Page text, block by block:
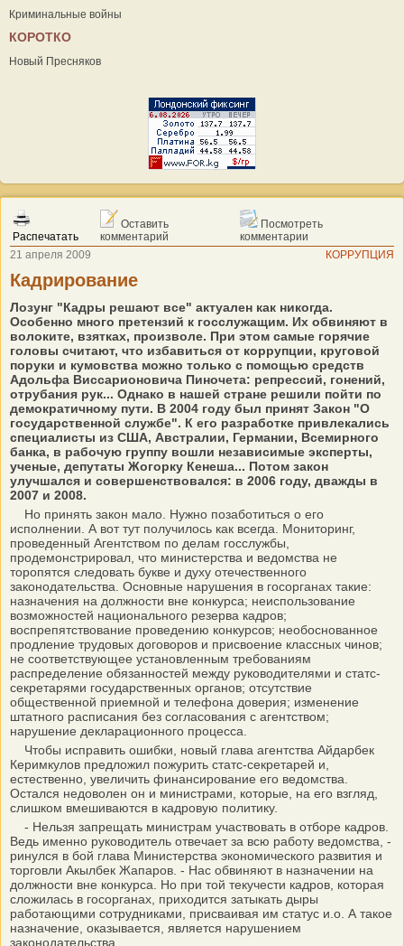
Криминальные войны
КОРОТКО
Новый Пресняков
Распечатать
Оставить
комментарий
Посмотреть
комментарии
21 апреля 2009
КОРРУПЦИЯ
Кадрирование
Лозунг "Кадры решают все" актуален как никогда.
Особенно много претензий к госслужащим. Их обвиняют в
волоките, взятках, произволе. При этом самые горячие
головы считают, что избавиться от коррупции, круговой
поруки и кумовства можно только с помощью средств
Адольфа Виссарионовича Пиночета: репрессий, гонений,
отрубания рук... Однако в нашей стране решили пойти по
демократичному пути. В 2004 году был принят Закон "О
государственной службе". К его разработке привлекались
специалисты из США, Австралии, Германии, Всемирного
банка, в рабочую группу вошли независимые эксперты,
ученые, депутаты Жогорку Кенеша... Потом закон
улучшался и совершенствовался: в 2006 году, дважды в
2007 и 2008.
Но принять закон мало. Нужно позаботиться о его
исполнении. А вот тут получилось как всегда. Мониторинг,
проведенный Агентством по делам госслужбы,
продемонстрировал, что министерства и ведомства не
торопятся следовать букве и духу отечественного
законодательства. Основные нарушения в госорганах такие:
назначения на должности вне конкурса; неиспользование
возможностей национального резерва кадров;
воспрепятствование проведению конкурсов; необоснованное
продление трудовых договоров и присвоение классных чинов;
не соответствующее установленным требованиям
распределение обязанностей между руководителями и статс-
секретарями государственных органов; отсутствие
общественной приемной и телефона доверия; изменение
штатного расписания без согласования с агентством;
нарушение декларационного процесса.
Чтобы исправить ошибки, новый глава агентства Айдарбек
Керимкулов предложил пожурить статс-секретарей и,
естественно, увеличить финансирование его ведомства.
Остался недоволен он и министрами, которые, на его взгляд,
слишком вмешиваются в кадровую политику.
- Нельзя запрещать министрам участвовать в отборе кадров.
Ведь именно руководитель отвечает за всю работу ведомства, -
ринулся в бой глава Министерства экономического развития и
торговли Акылбек Жапаров. - Нас обвиняют в назначении на
должности вне конкурса. Но при той текучести кадров, которая
сложилась в госорганах, приходится затыкать дыры
работающими сотрудниками, присваивая им статус и.о. А такое
назначение, оказывается, является нарушением
законодательства.